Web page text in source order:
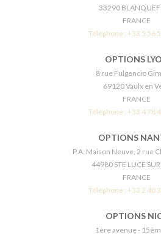
33290
FRANCE
Téléphone : +33 5 56
OPTIONS
8 rue Fulgencio
69120 Vaulx en
FRANCE
Téléphone : +33 4 78
OPTIONS
P.A. Maison Neuve, 2 rue
44980 STE LUCE
FRANCE
Téléphone : +33 2 40
OPTIONS
1ère avenue -